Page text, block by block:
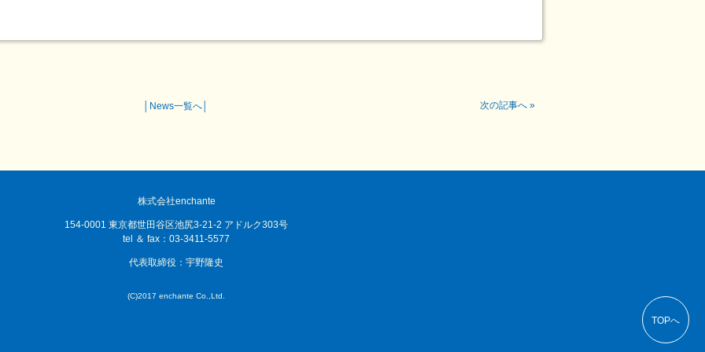
News一覧へ 次の記事へ »
株式会社enchante
154-0001 東京都世田谷区池尻3-21-2 アドルク303号
tel ＆ fax：03-3411-5577
代表取締役：宇野隆史
(C)2017 enchante Co.,Ltd.
TOPへ